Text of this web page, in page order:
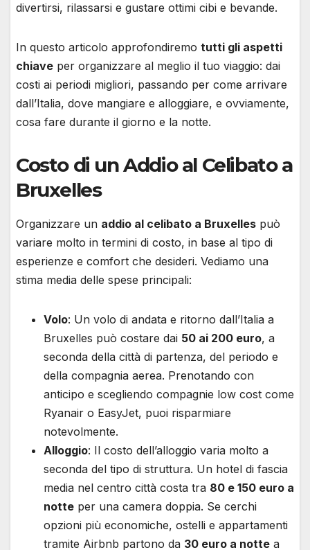
divertirsi, rilassarsi e gustare ottimi cibi e bevande.
In questo articolo approfondiremo tutti gli aspetti
chiave per organizzare al meglio il tuo viaggio: dai
costi ai periodi migliori, passando per come arrivare
dall’Italia, dove mangiare e alloggiare, e ovviamente,
cosa fare durante il giorno e la notte.
Costo di un Addio al Celibato a
Bruxelles
Organizzare un addio al celibato a Bruxelles può
variare molto in termini di costo, in base al tipo di
esperienze e comfort che desideri. Vediamo una
stima media delle spese principali:
Volo: Un volo di andata e ritorno dall’Italia a
Bruxelles può costare dai 50 ai 200 euro, a
seconda della città di partenza, del periodo e
della compagnia aerea. Prenotando con
anticipo e scegliendo compagnie low cost come
Ryanair o EasyJet, puoi risparmiare
notevolmente.
Alloggio: Il costo dell’alloggio varia molto a
seconda del tipo di struttura. Un hotel di fascia
media nel centro città costa tra 80 e 150 euro a
notte per una camera doppia. Se cerchi
opzioni più economiche, ostelli e appartamenti
tramite Airbnb partono da 30 euro a notte a